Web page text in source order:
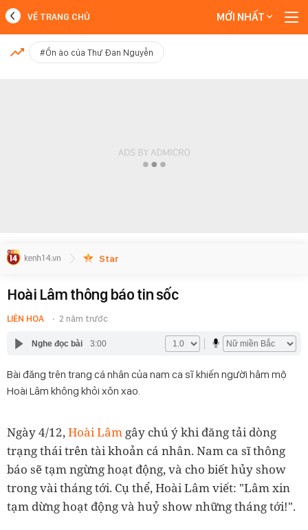
MỚI NHẤT
VỀ TRANG CHỦ MỚI NHẤT
#Ồn ào của Thư Đan Nguyễn
Star
Hoài Lâm thông báo tin sốc
LIÊN HOA 2 năm trước
Nghe đọc bài 3:00
Bài đăng trên trang cá nhân của nam ca sĩ khiến người hâm mộ
Hoài Lâm không khỏi xôn xao.
Ngày 4/12,Hoài Lâm gây chú ý khi đăng tải dòng
trạng thái trên tài khoản cá nhân. Nam ca sĩ thông
báo sẽ tạm ngừng hoạt động, và cho biết hủy show
trong vài tháng tới. Cụ thể, Hoài Lâm viết: "Lâm xin
tạm dừng hoạt động và huỷ show những tháng tới!".